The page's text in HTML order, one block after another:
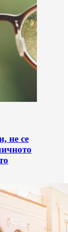
не се